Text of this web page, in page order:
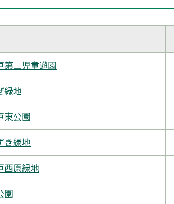
第二児童遊園
緑地
東公園
き緑地
西原緑地
園